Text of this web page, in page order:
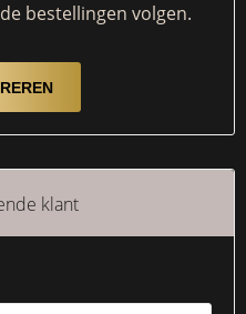
bestellingen volgen.
klant